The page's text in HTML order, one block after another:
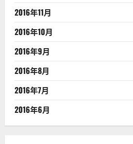
2016年11月
2016年10月
2016年9月
2016年8月
2016年7月
2016年6月